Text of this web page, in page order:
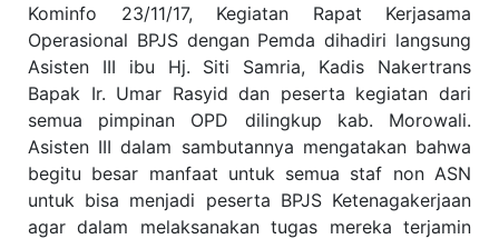
Kominfo 23/11/17, Kegiatan Rapat Kerjasama
Operasional BPJS dengan Pemda dihadiri langsung
Asisten III ibu Hj. Siti Samria, Kadis Nakertrans
Bapak Ir. Umar Rasyid dan peserta kegiatan dari
semua pimpinan OPD dilingkup kab. Morowali.
Asisten III dalam sambutannya mengatakan bahwa
begitu besar manfaat untuk semua staf non ASN
untuk bisa menjadi peserta BPJS Ketenagakerjaan
agar dalam melaksanakan tugas mereka terjamin